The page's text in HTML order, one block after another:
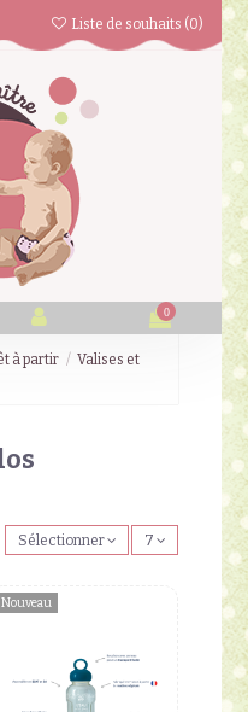
Liste de souhaits (0)
0
à partir
Valises et
Sélectionner 7
Nouveau